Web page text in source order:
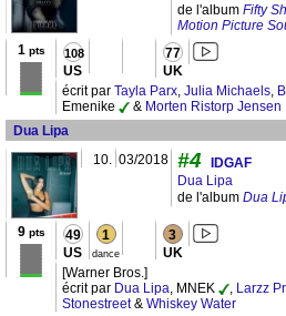
de l'album Fifty
Motion Picture
1 pts
108
US
77
UK
écrit par Tayla Parx, Julia Michaels,
Emenike
& Morten Ristorp Jensen
Dua Lipa
10. 03/2018 #4
IDGAF
Dua Lipa
de l'album Dua
9pts 49
US
1
dance
3
UK
[Warner Bros.]
écrit par Dua Lipa, MNEK , Larzz
Stonestreet& Whiskey Water